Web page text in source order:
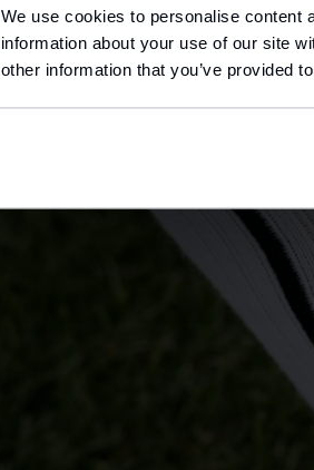
We use cookies to personalise content
information about your use of our site
other information that you’ve provided
English
Language